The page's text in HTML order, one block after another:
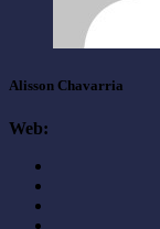
Alisson Chavarria
Web: